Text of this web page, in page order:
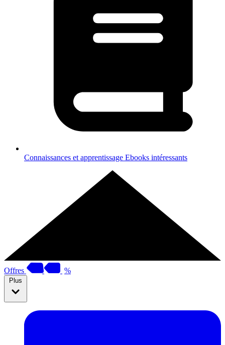
Connaissances et apprentissage Ebooks intéressants
Offres %
Plus